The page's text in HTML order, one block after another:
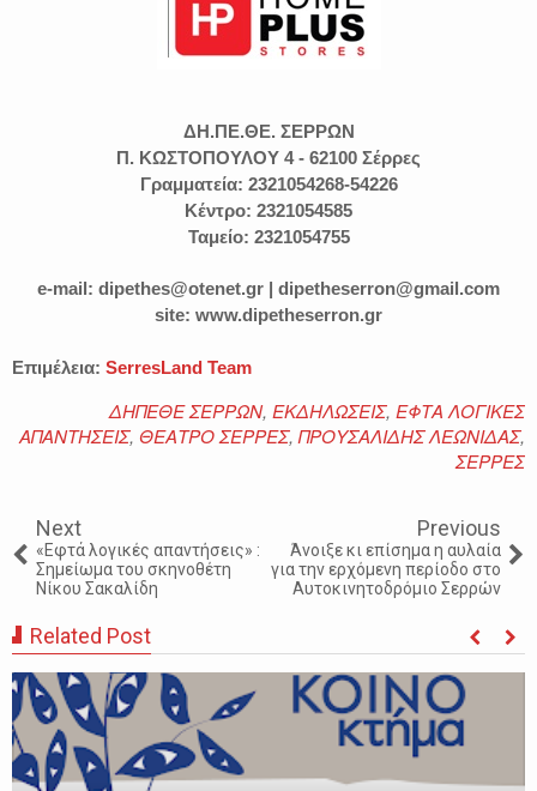
ΔΗ.ΠΕ.ΘΕ. ΣΕΡΡΩΝ
Π. ΚΩΣΤΟΠΟΥΛΟΥ 4 - 62100 Σέρρες
Γραμματεία: 2321054268-54226
Κέντρο: 2321054585
Ταμείο: 2321054755
e-mail: dipethes@otenet.gr | dipetheserron@gmail.com
site: www.dipetheserron.gr
Επιμέλεια: SerresLand Team
ΔΗΠΕΘΕ ΣΕΡΡΩΝ, ΕΚΔΗΛΩΣΕΙΣ, ΕΦΤΑ ΛΟΓΙΚΕΣ
ΑΠΑΝΤΗΣΕΙΣ, ΘΕΑΤΡΟ ΣΕΡΡΕΣ, ΠΡΟΥΣΑΛΙΔΗΣ ΛΕΩΝΙΔΑΣ,
ΣΕΡΡΕΣ
Next
«Εφτά λογικές απαντήσεις» :
Σημείωμα του σκηνοθέτη
Νίκου Σακαλίδη
Previous
Άνοιξε κι επίσημα η αυλαία
για την ερχόμενη περίοδο στο
Αυτοκινητοδρόμιο Σερρών
Related Post
ΔΗ.ΠΕ.ΘΕ. ΣΕΡΡΩΝ: «Αυτός, o Άλλος και το